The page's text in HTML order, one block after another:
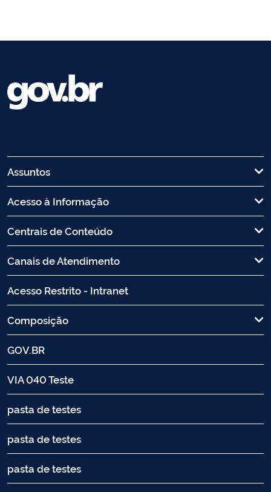
Assuntos
Acesso à Informação
Centrais de Conteúdo
Canais de Atendimento
Acesso Restrito - Intranet
Composição
GOV.BR
VIA 040 Teste
pasta de testes
pasta de testes
pasta de testes